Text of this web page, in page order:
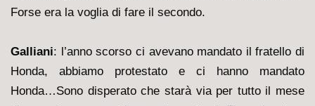
Forse era la voglia di fare il secondo.
Galliani: l’anno scorso ci avevano mandato il fratello di
Honda, abbiamo protestato e ci hanno mandato
Honda…Sono disperato che starà via per tutto il mese